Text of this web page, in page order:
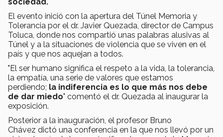
El evento inició con la apertura del Túnel Memoria y
Tolerancia por el dr. Javier Quezada, director de Campus
Toluca, donde nos compartió unas palabras alusivas al
Túnel y a la situaciones de violencia que se viven en el
país y que nos aquejan a todos.
"El ser humano significa el respeto a la vida, la tolerancia,
la empatía, una serie de valores que estamos
perdiendo; la indiferencia es lo que más nos debe
de dar miedo" comentó el dr. Quezada al inaugurar la
exposición.
Posterior a la inauguración, el profesor Bruno
Chávez dictó una conferencia en la que nos llevó por un